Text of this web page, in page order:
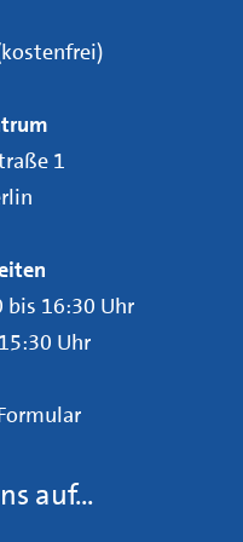
1
bis 16:30 Uhr
Uhr
auf...